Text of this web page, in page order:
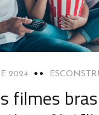
2024
filmes